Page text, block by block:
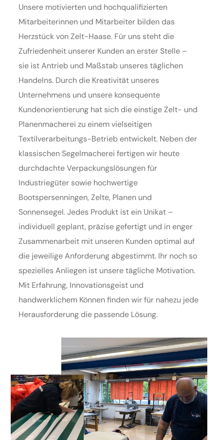
Unsere motivierten und hochqualifizierten
Mitarbeiterinnen und Mitarbeiter bilden das
Herzstück von Zelt-Haase. Für uns steht die
Zufriedenheit unserer Kunden an erster Stelle –
sie ist Antrieb und Maßstab unseres täglichen
Handelns. Durch die Kreativität unseres
Unternehmens und unsere konsequente
Kundenorientierung hat sich die einstige Zelt- und
Planenmacherei zu einem vielseitigen
Textilverarbeitungs-Betrieb entwickelt. Neben der
klassischen Segelmacherei fertigen wir heute
durchdachte Verpackungslösungen für
Industriegüter sowie hochwertige
Bootspersenningen, Zelte, Planen und
Sonnensegel. Jedes Produkt ist ein Unikat –
individuell geplant, präzise gefertigt und in enger
Zusammenarbeit mit unseren Kunden optimal auf
die jeweilige Anforderung abgestimmt. Ihr noch so
spezielles Anliegen ist unsere tägliche Motivation.
Mit Erfahrung, Innovationsgeist und
handwerklichem Können finden wir für nahezu jede
Herausforderung die passende Lösung.